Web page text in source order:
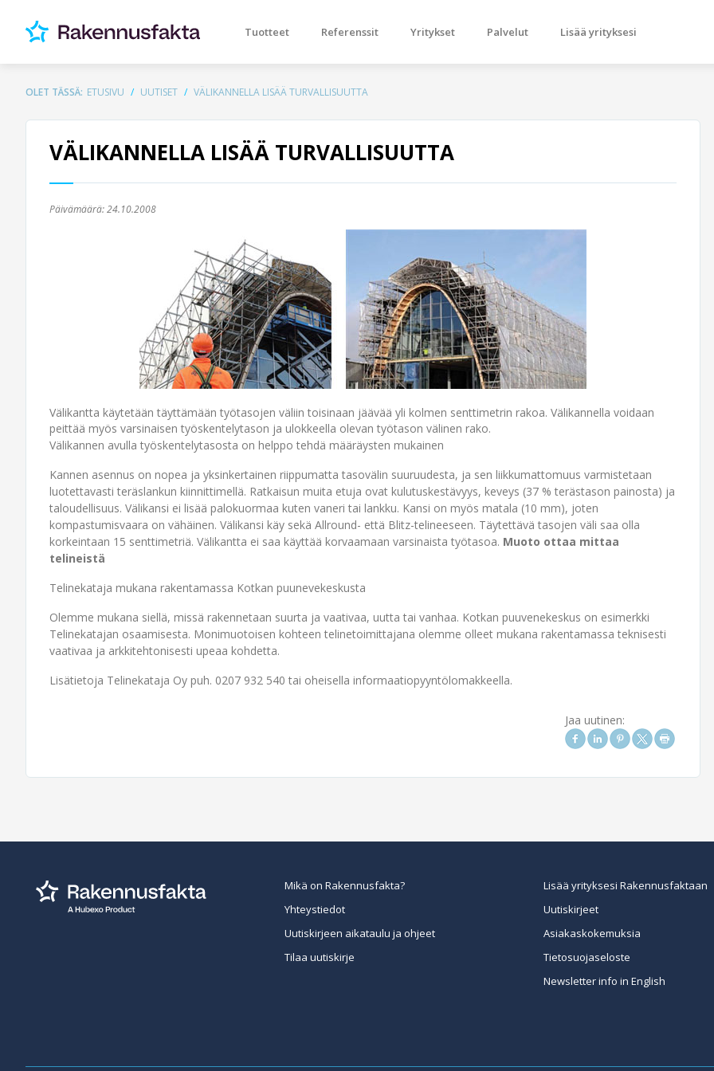
Tuotteet Referenssit Yritykset Palvelut Lisää yrityksesi
OLET TÄSSÄ: ETUSIVU UUTISET VÄLIKANNELLA LISÄÄ TURVALLISUUTTA
VÄLIKANNELLA LISÄÄ TURVALLISUUTTA
Päivämäärä:24.10.2008
Välikantta käytetään täyttämään työtasojen väliin toisinaan jäävää yli kolmen senttimetrin rakoa. Välikannella voidaan
peittää myös varsinaisen työskentelytason ja ulokkeella olevan työtason välinen rako.
Välikannen avulla työskentelytasosta on helppo tehdä määräysten mukainen
Kannen asennus on nopea ja yksinkertainen riippumatta tasovälin suuruudesta, ja sen liikkumattomuus varmistetaan
luotettavasti teräslankun kiinnittimellä. Ratkaisun muita etuja ovat kulutuskestävyys, keveys (37 % terästason painosta) ja
taloudellisuus. Välikansi ei lisää palokuormaa kuten vaneri tai lankku. Kansi on myös matala (10 mm), joten
kompastumisvaara on vähäinen. Välikansi käy sekä Allround- että Blitz-telineeseen. Täytettävä tasojen väli saa olla
korkeintaan 15 senttimetriä. Välikantta ei saa käyttää korvaamaan varsinaista työtasoa. Muoto ottaa mittaa
telineistä
Telinekataja mukana rakentamassa Kotkan puunevekeskusta
Olemme mukana siellä, missä rakennetaan suurta ja vaativaa, uutta tai vanhaa. Kotkan puuvenekeskus on esimerkki
Telinekatajan osaamisesta. Monimuotoisen kohteen telinetoimittajana olemme olleet mukana rakentamassa teknisesti
vaativaa ja arkkitehtonisesti upeaa kohdetta.
Lisätietoja Telinekataja Oy puh. 0207 932 540 tai oheisella informaatiopyyntölomakkeella.
Jaa uutinen:
Mikä on Rakennusfakta?
Yhteystiedot
Uutiskirjeen aikataulu ja ohjeet
Tilaa uutiskirje
Lisää yrityksesi Rakennusfaktaan
Uutiskirjeet
Asiakaskokemuksia
Tietosuojaseloste
Newsletter info in English